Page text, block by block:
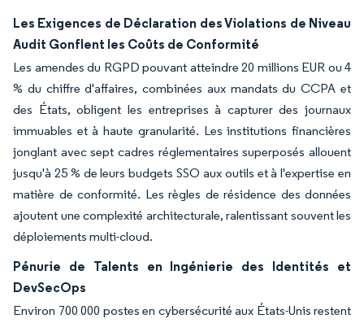
Les Exigences de Déclaration des Violations de Niveau
Audit Gonflent les Coûts de Conformité
Les amendes du RGPD pouvant atteindre 20 millions EUR ou 4
% du chiffre d'affaires, combinées aux mandats du CCPA et
des États, obligent les entreprises à capturer des journaux
immuables et à haute granularité. Les institutions financières
jonglant avec sept cadres réglementaires superposés allouent
jusqu'à 25 % de leurs budgets SSO aux outils et à l'expertise en
matière de conformité. Les règles de résidence des données
ajoutent une complexité architecturale, ralentissant souvent les
déploiements multi-cloud.
Pénurie de Talents en Ingénierie des Identités et
DevSecOps
Environ 700 000 postes en cybersécurité aux États-Unis restent